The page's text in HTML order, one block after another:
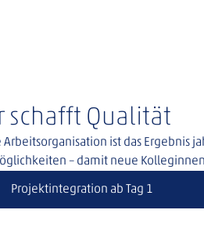
Projektintegration ab Tag 1
schafft Qualität
Arbeitsorganisation ist das Ergebnis
– damit neue